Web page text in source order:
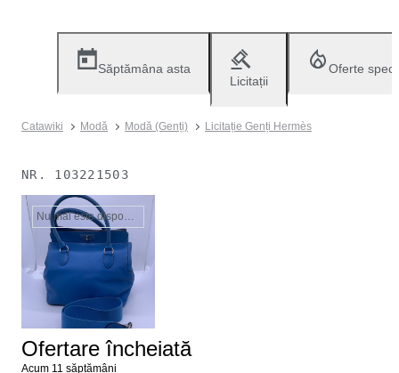
Săptămâna asta
Licitații
Oferte
Catawiki Modă Modă (Genți) Licitație Genți Hermès
NR. 103221503
Nu mai este disponibil
Ofertare încheiată
Acum 11 săptămâni